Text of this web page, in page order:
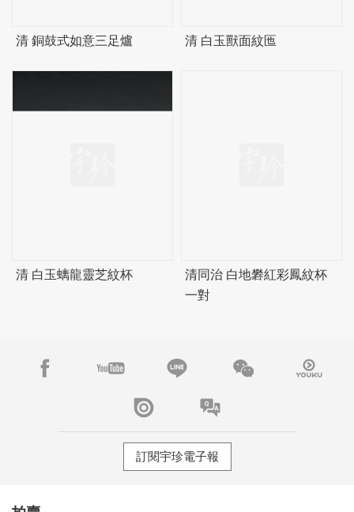
清 銅鼓式如意三足爐 清 白玉獸面紋匜
清 白玉螭龍靈芝紋杯
清同治 白地礬紅彩鳳紋杯
一對
訂閱宇珍電子報